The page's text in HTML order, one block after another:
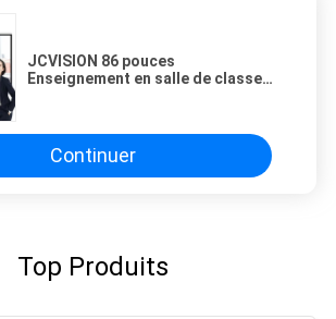
JCVISION 86 pouces
Enseignement en salle de classe
IOS
Continuer
Top Produits